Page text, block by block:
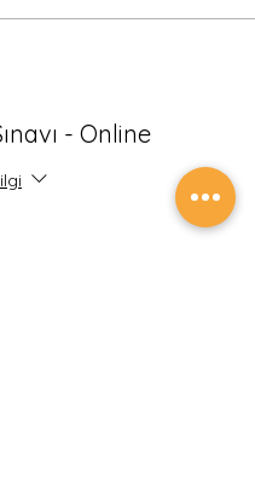
- Online